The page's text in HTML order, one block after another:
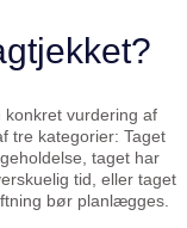
vurdering af
tre kategorier: Taget
taget har
tid, eller taget
bør planlægges.